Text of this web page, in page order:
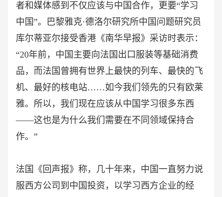
者和媒体感到不仅应该与中国合作，更要“学习
中国”。巴黎雅克·德洛尔研究所中国问题研究员
库尔蒂亚尔接受香港《南华早报》采访时表示：
“20年前，中国主要向法国出口服装等基础消费
品，而法国曾拥有世界上最快的列车、最快的飞
机、最好的核电站……如今我们领先的只有欧莱
雅。所以，我们现在应该从中国学习很多东西
——这也是为什么我们需要在不同领域保持合
作。”
法国《回声报》称，几十年来，中国一直努力说
服西方公司到中国投资，以学习西方企业的经